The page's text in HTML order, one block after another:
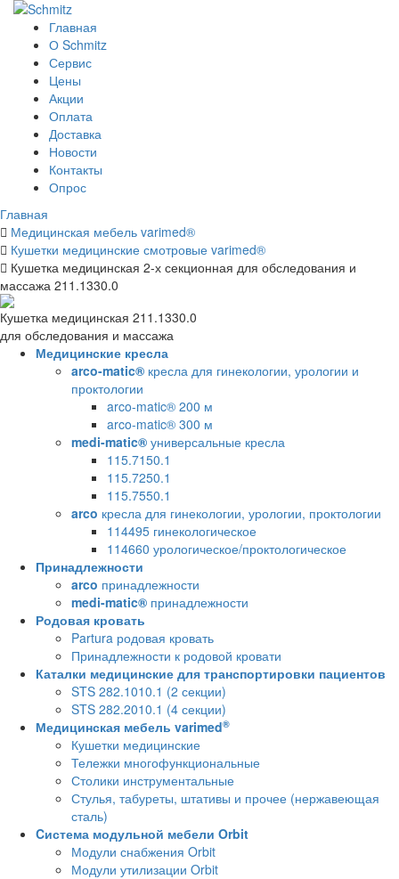
Главная
О Schmitz
Сервис
Цены
Акции
Оплата
Доставка
Новости
Контакты
Опрос
Главная
Медицинская мебель varimed®
Кушетки медицинские смотровые varimed®
Кушетка медицинская 2-х секционная для обследования и
массажа 211.1330.0
Кушетка медицинская 211.1330.0
для обследования и массажа
Медицинские кресла
arco-matic® кресла для гинекологии, урологии и
проктологии
arco-matic® 200 м
arco-matic® 300 м
medi-matic® универсальные кресла
115.7150.1
115.7250.1
115.7550.1
arco кресла для гинекологии, урологии, проктологии
114495 гинекологическое
114660 урологическое/проктологическое
Принадлежности
arco принадлежности
medi-matic® принадлежности
Родовая кровать
Partura родовая кровать
Принадлежности к родовой кровати
Каталки медицинские для транспортировки пациентов
STS 282.1010.1 (2 секции)
STS 282.2010.1 (4 секции)
Медицинская мебель varimed®
Кушетки медицинские
Тележки многофункциональные
Столики инструментальные
Стулья, табуреты, штативы и прочее (нержавеющая
сталь)
Cистема модульной мебели Orbit
Модули снабжения Orbit
Модули утилизации Orbit